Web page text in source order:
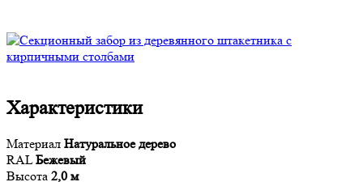
Характеристики
Материал Натуральное дерево
RALБежевый
Высота 2,0 м